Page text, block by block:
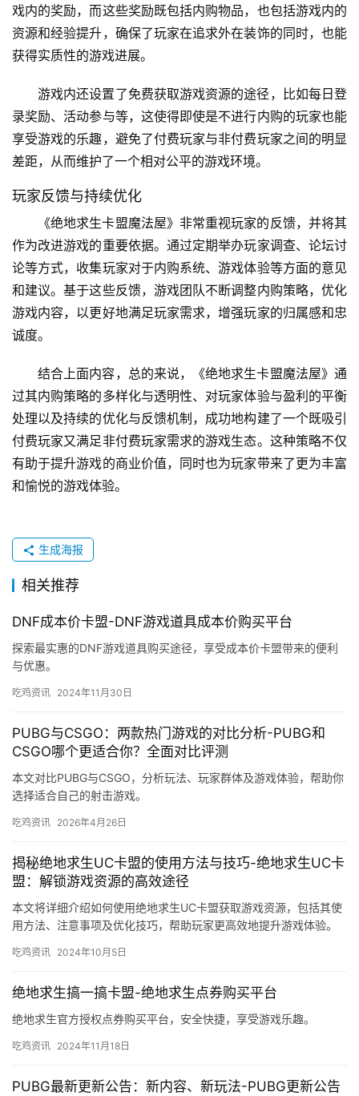
戏内的奖励，而这些奖励既包括内购物品，也包括游戏内的
资源和经验提升，确保了玩家在追求外在装饰的同时，也能
获得实质性的游戏进展。
游戏内还设置了免费获取游戏资源的途径，比如每日登
录奖励、活动参与等，这使得即使是不进行内购的玩家也能
享受游戏的乐趣，避免了付费玩家与非付费玩家之间的明显
差距，从而维护了一个相对公平的游戏环境。
玩家反馈与持续优化
《绝地求生卡盟魔法屋》非常重视玩家的反馈，并将其
作为改进游戏的重要依据。通过定期举办玩家调查、论坛讨
论等方式，收集玩家对于内购系统、游戏体验等方面的意见
和建议。基于这些反馈，游戏团队不断调整内购策略，优化
游戏内容，以更好地满足玩家需求，增强玩家的归属感和忠
诚度。
结合上面内容，总的来说，《绝地求生卡盟魔法屋》通
过其内购策略的多样化与透明性、对玩家体验与盈利的平衡
处理以及持续的优化与反馈机制，成功地构建了一个既吸引
付费玩家又满足非付费玩家需求的游戏生态。这种策略不仅
有助于提升游戏的商业价值，同时也为玩家带来了更为丰富
和愉悦的游戏体验。
生成海报
相关推荐
DNF成本价卡盟-DNF游戏道具成本价购买平台
探索最实惠的DNF游戏道具购买途径，享受成本价卡盟带来的便利
与优惠。
吃鸡资讯 2024年11月30日
PUBG与CSGO：两款热门游戏的对比分析-PUBG和
CSGO哪个更适合你？全面对比评测
本文对比PUBG与CSGO，分析玩法、玩家群体及游戏体验，帮助你
选择适合自己的射击游戏。
吃鸡资讯 2026年4月26日
揭秘绝地求生UC卡盟的使用方法与技巧-绝地求生UC卡
盟：解锁游戏资源的高效途径
本文将详细介绍如何使用绝地求生UC卡盟获取游戏资源，包括其使
用方法、注意事项及优化技巧，帮助玩家更高效地提升游戏体验。
吃鸡资讯 2024年10月5日
绝地求生搞一搞卡盟-绝地求生点券购买平台
绝地求生官方授权点券购买平台，安全快捷，享受游戏乐趣。
吃鸡资讯 2024年11月18日
PUBG最新更新公告：新内容、新玩法-PUBG更新公告